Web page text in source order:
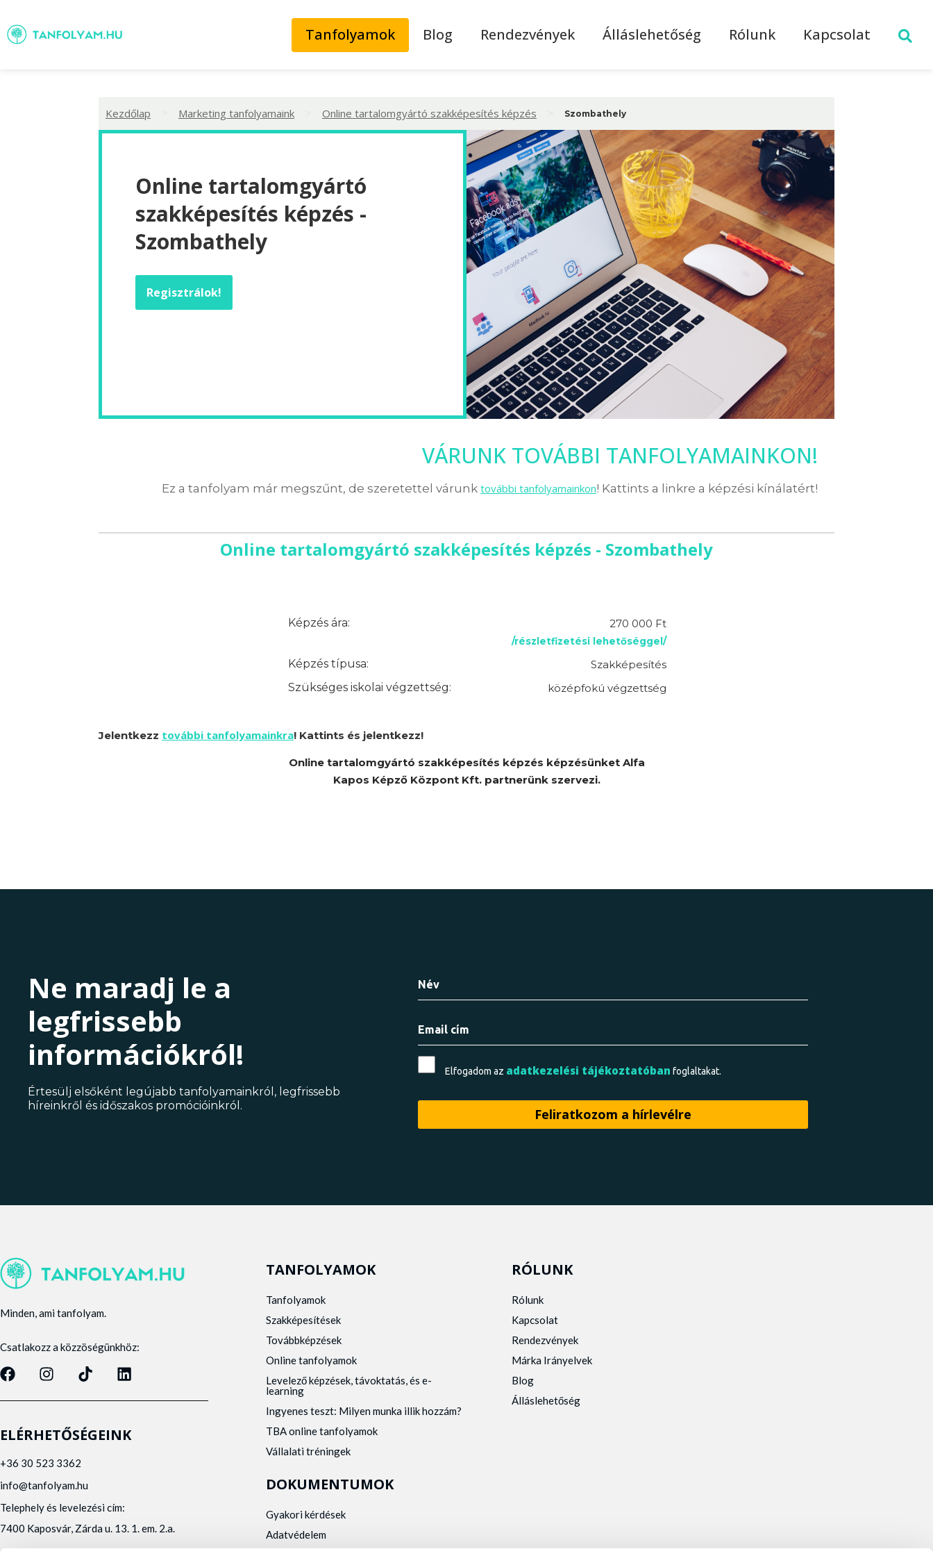
Tanfolyamok Blog Rendezvények Álláslehetőség Rólunk Kapcsolat
Kezdőlap Marketing tanfolyamaink Online tartalomgyártó szakképesítés képzés Szombathely
Online tartalomgyártó
szakképesítés képzés -
Szombathely
Regisztrálok!
VÁRUNK TOVÁBBI TANFOLYAMAINKON!
Ez a tanfolyam már megszűnt, de szeretettel várunk további tanfolyamainkon! Kattints a linkre a képzési kínálatért!
Online tartalomgyártó szakképesítés képzés - Szombathely
Képzés ára: 270 000 Ft
/részletfizetési lehetőséggel/
Képzés típusa:
Szakképesítés
Szükséges iskolai végzettség:
középfokú végzettség
Jelentkezz további tanfolyamainkra! Kattints és jelentkezz!
Online tartalomgyártó szakképesítés képzés képzésünket Alfa
Kapos Képző Központ Kft. partnerünk szervezi.
Ne maradj le a
legfrissebb
információkról!
Értesülj elsőként legújabb tanfolyamainkról, legfrissebb
híreinkről és időszakos promócióinkról.
Elfogadom az adatkezelési tájékoztatóban foglaltakat.
Minden, ami tanfolyam.
Csatlakozz a közzöségünkhöz:
ELÉRHETŐSÉGEINK
+36 30 523 3362
info@tanfolyam.hu
Telephely és levelezési cím:
7400 Kaposvár, Zárda u. 13. 1. em. 2.a.
TANFOLYAMOK
Tanfolyamok
Szakképesítések
Továbbképzések
Online tanfolyamok
Levelező képzések, távoktatás, és e-
learning
Ingyenes teszt: Milyen munka illik hozzám?
TBA online tanfolyamok
Vállalati tréningek
DOKUMENTUMOK
Gyakori kérdések
Adatvédelem
RÓLUNK
Rólunk
Kapcsolat
Rendezvények
Márka Irányelvek
Blog
Álláslehetőség